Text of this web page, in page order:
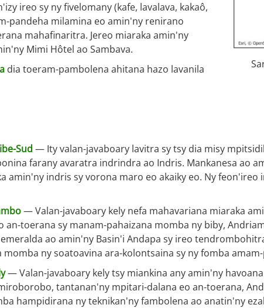
ireo sy ny fivelomany (kafe, lavalava, kakaô,
pandeha milamina eo amin'ny renirano
mahafinaritra. Jereo miaraka amin'ny
Mimi Hôtel ao Sambava.
dia toeram-pambolena ahitana hazo lavanila
Sud — Ity valan-javaboary lavitra sy tsy dia misy
farany avaratra indrindra ao Indris. Mankanesa ao
amin'ny indris sy vorona maro eo akaiky eo. Ny
— Valan-javaboary kely nefa mahavariana miaraka
toerana sy manam-pahaizana momba ny biby,
ao amin'ny Basin'i Andapa sy ireo
ny soatoavina ara-kolontsaina sy ny fomba
— Valan-javaboary kely tsy miankina any amin'ny
tantanan'ny mpitari-dalana eo an-toerana,
hampidirana ny teknikan'ny fambolena ao anatin'ny